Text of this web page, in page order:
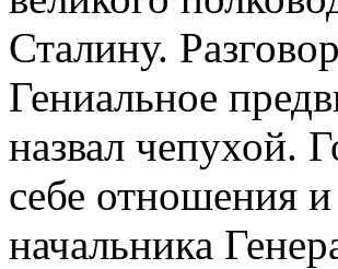
Сталину.
Гениальное
назвал чепухой.
себе отношения и
начальника